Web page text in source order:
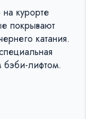
курорте
покрывают
катания.
бэби-лифтом.